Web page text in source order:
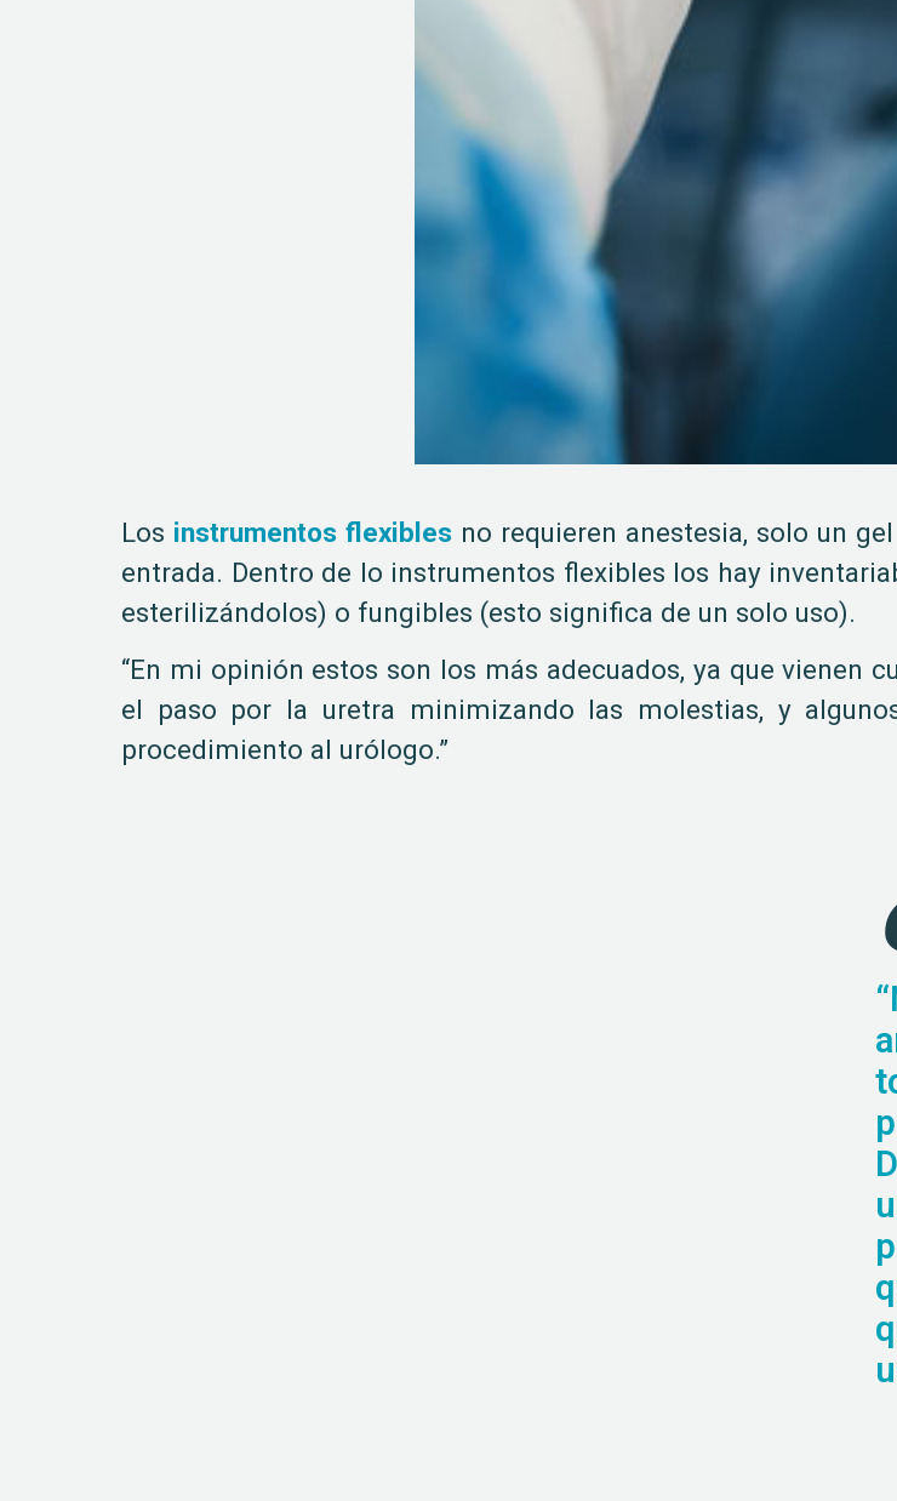
Los instrumentos flexibles no requieren anestesia, solo un
entrada. Dentro de lo instrumentos flexibles los hay
esterilizándolos) o fungibles (esto significa de un solo uso).
“En mi opinión estos son los más adecuados, ya que vienen
el paso por la uretra minimizando las molestias, y
procedimiento al urólogo.”